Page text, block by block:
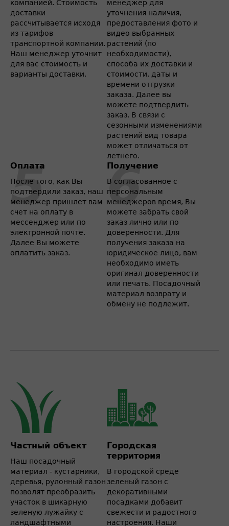
компанией. Стоимость
доставки
рассчитывается исходя
из тарифов
транспортной компании.
Наш менеджер уточнит
для вас стоимость и
варианты доставки.
менеджер для
уточнения наличия,
предоставления фото и
видео выбранных
растений (по
необходимости),
способа их доставки и
стоимости, даты и
времени отгрузки
заказа. Далее вы
можете подтвердить
заказ. В связи с
сезонными изменениями
растений вид товара
может отличаться от
летнего.
Оплата
После того, как Вы
подтвердили заказ, наш
менеджер пришлет вам
счет на оплату в
мессенджер или по
электронной почте.
Далее Вы можете
оплатить заказ.
Получение
В согласованное с
персональным
менеджеров время, Вы
можете забрать свой
заказ лично или по
доверенности. Для
получения заказа на
юридическое лицо, вам
необходимо иметь
оригинал доверенности
или печать. Посадочный
материал возврату и
обмену не подлежит.
Частный объект
Наш посадочный
материал - кустарники,
деревья, рулонный газон
позволят преобразить
участок в шикарную
зеленую лужайку с
ландшафтными
Городская
территория
В городской среде
зеленый газон с
декоративными
посадками добавит
свежести и радостного
настроения. Наши